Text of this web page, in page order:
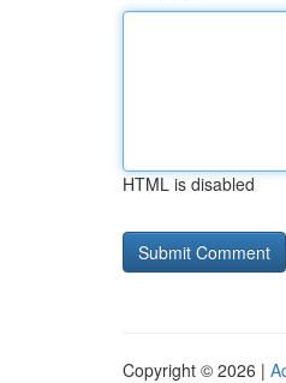
HTML is disabled
Copyright © 2026 |